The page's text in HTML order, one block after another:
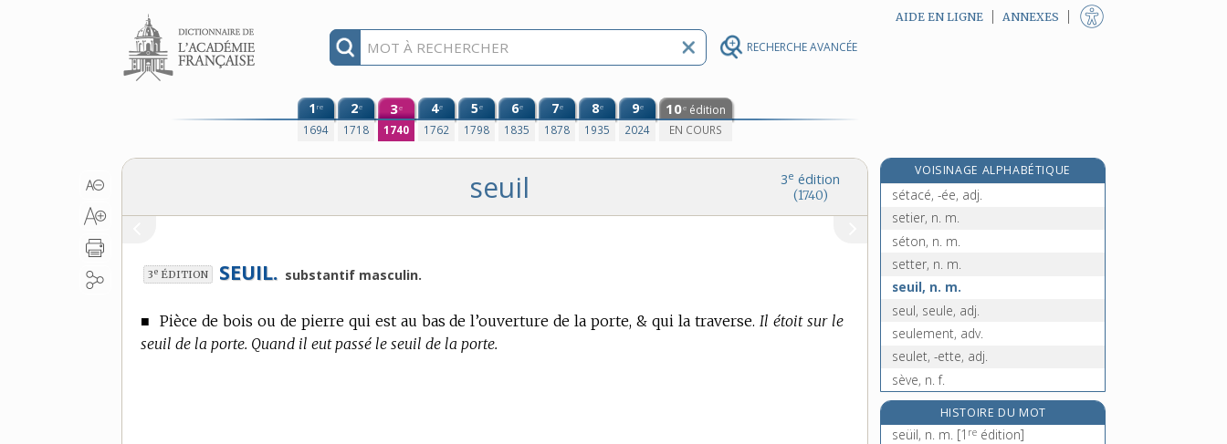
RECHERCHE AVANCÉE
Aller au contenu AIDE EN LIGNE ANNEXES
1re
1694
2e
1718
3e
1740
4e
1762
5e
1798
6e
1835
7e
1878
8e
1935
9e
2024
10e édition
EN COURS
3e édition
(1740)
seuil
3e ÉDITION SEUIL. substantif masculin.
■ Pièce de bois ou de pierre qui est au bas de l’ouverture de la porte, & qui la traverse. Il étoit sur le
seuil de la porte. Quand il eut passé le seuil de la porte.
VOISINAGE ALPHABÉTIQUE
set, n. m.
sétacé, -ée, adj.
setier, n. m.
séton, n. m.
setter, n. m.
seuil, n. m.
seul, seule, adj.
seulement, adv.
seulet, -ette, adj.
sève, n. f.
sévère, adj.
sévèrement, adv.
HISTOIRE DU MOT
seüil, n. m. [1 re édition]